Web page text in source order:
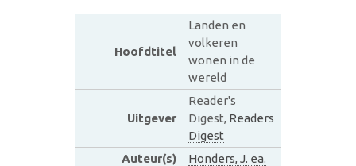
Hoofdtitel
Landen en
volkeren
wonen in de
wereld
Uitgever
Reader's
Digest, Readers
Digest
Auteur(s)
Honders, J. ea.